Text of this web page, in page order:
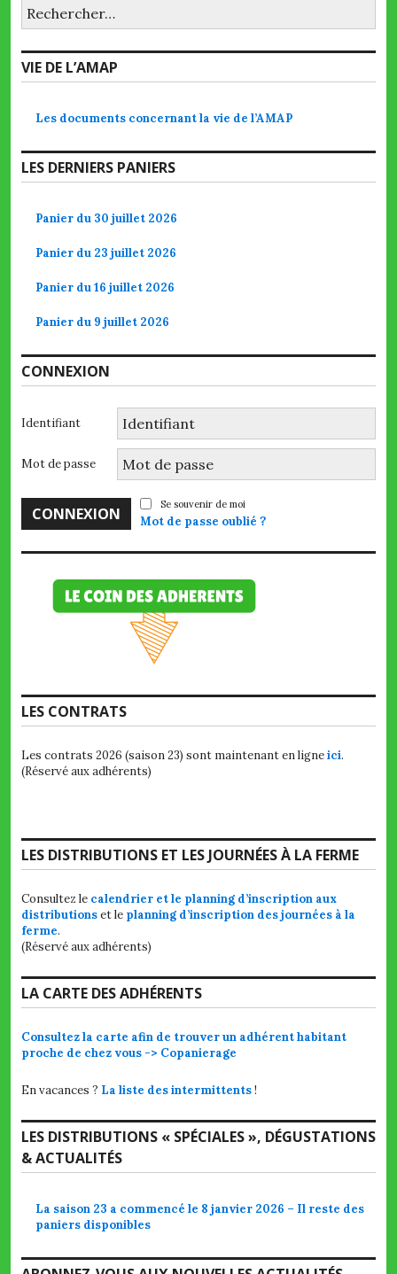
VIE DE L’AMAP
Les documents concernant la vie de l’AMAP
LES DERNIERS PANIERS
Panier du 30 juillet 2026
Panier du 23 juillet 2026
Panier du 16 juillet 2026
Panier du 9 juillet 2026
CONNEXION
Identifiant
Mot de passe
Se souvenir de moi
Mot de passe oublié ?
LES CONTRATS
Les contrats 2026 (saison 23) sont maintenant en ligneici.
(Réservé aux adhérents)
LES DISTRIBUTIONS ET LES JOURNÉES À LA FERME
Consultez le calendrier et le planning d’inscription aux
distributionset le planning d’inscription des journées à la
ferme.
(Réservé aux adhérents)
LA CARTE DES ADHÉRENTS
Consultez la carte afin de trouver un adhérent habitant
proche de chez vous -> Copanierage
En vacances ? La liste des intermittents!
LES DISTRIBUTIONS « SPÉCIALES », DÉGUSTATIONS
& ACTUALITÉS
La saison 23 a commencé le 8 janvier 2026 – Il reste des
paniers disponibles